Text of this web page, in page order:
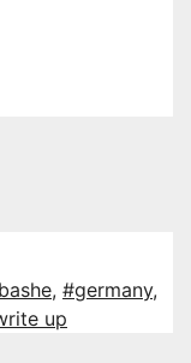
, #germany,
up